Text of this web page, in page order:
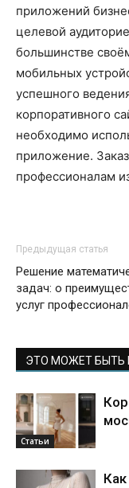
приложений
целевой
большинстве
мобильных
успешного
корпоративного
необходимо
приложение.
профессионалам
Предыдущая статья
Решение
задач: о
услуг
ЭТО МОЖЕТ БЫТЬ
Статьи